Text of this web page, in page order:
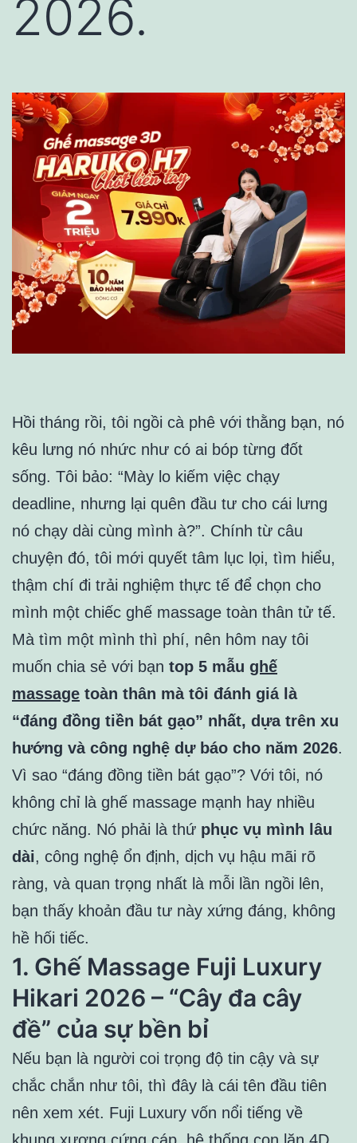
2026.
Hồi tháng rồi, tôi ngồi cà phê với thằng bạn, nó
kêu lưng nó nhức như có ai bóp từng đốt
sống. Tôi bảo: “Mày lo kiếm việc chạy
deadline, nhưng lại quên đầu tư cho cái lưng
nó chạy dài cùng mình à?”. Chính từ câu
chuyện đó, tôi mới quyết tâm lục lọi, tìm hiểu,
thậm chí đi trải nghiệm thực tế để chọn cho
mình một chiếc ghế massage toàn thân tử tế.
Mà tìm một mình thì phí, nên hôm nay tôi
muốn chia sẻ với bạn top 5 mẫu ghế
massage toàn thân mà tôi đánh giá là
“đáng đồng tiền bát gạo” nhất, dựa trên xu
hướng và công nghệ dự báo cho năm 2026.
Vì sao “đáng đồng tiền bát gạo”? Với tôi, nó
không chỉ là ghế massage mạnh hay nhiều
chức năng. Nó phải là thứ phục vụ mình lâu
dài, công nghệ ổn định, dịch vụ hậu mãi rõ
ràng, và quan trọng nhất là mỗi lần ngồi lên,
bạn thấy khoản đầu tư này xứng đáng, không
hề hối tiếc.
1. Ghế Massage Fuji Luxury
Hikari 2026 – “Cây đa cây
đề” của sự bền bỉ
Nếu bạn là người coi trọng độ tin cậy và sự
chắc chắn như tôi, thì đây là cái tên đầu tiên
nên xem xét. Fuji Luxury vốn nổi tiếng về